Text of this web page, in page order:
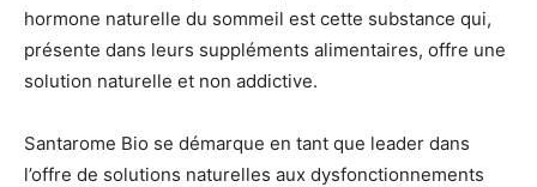
hormone naturelle du sommeil est cette substance qui,
présente dans leurs suppléments alimentaires, offre une
solution naturelle et non addictive.
Santarome Bio se démarque en tant que leader dans
l’offre de solutions naturelles aux dysfonctionnements